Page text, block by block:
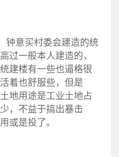
意买村委会建造的统
过一般本人建造的，
建楼有一些也逼格很
着也舒服些，但是
地用途是工业土地占
，不益于搞出暴击
或是投了。